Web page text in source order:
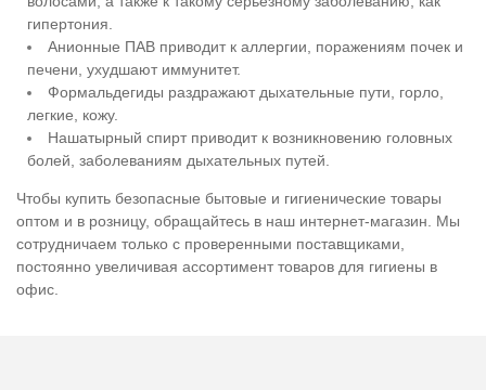
гипертония.
Анионные ПАВ приводит к аллергии, поражениям почек и
печени, ухудшают иммунитет.
Формальдегиды раздражают дыхательные пути, горло,
легкие, кожу.
Нашатырный спирт приводит к возникновению головных
болей, заболеваниям дыхательных путей.
Чтобы купить безопасные бытовые и гигиенические товары
оптом и в розницу, обращайтесь в наш интернет-магазин. Мы
сотрудничаем только с проверенными поставщиками,
постоянно увеличивая ассортимент товаров для гигиены в
офис.